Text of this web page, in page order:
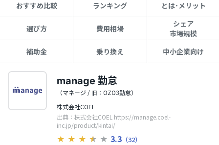
おすすめ比較 ランキング とは･メリット
選び方 費用相場
シェア
市場規模
補助金
乗り換え 中小企業向け
manage 勤怠
（マネージ / 旧：OZO3勤怠）
株式会社COEL
出典：株式会社COEL https://manage.coel-
inc.jp/product/kintai/
★ ★ ★ ★ ★ 3.3 （32）